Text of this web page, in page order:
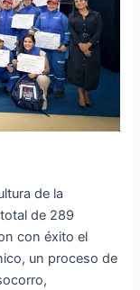
de la
de 289
con éxito el
un proceso de